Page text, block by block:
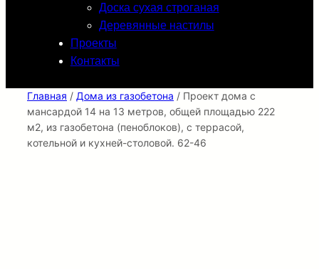
Доска сухая строганая
Деревянные настилы
Проекты
Контакты
Главная / Дома из газобетона / Проект дома с
мансардой 14 на 13 метров, общей площадью 222
м2, из газобетона (пеноблоков), c террасой,
котельной и кухней-столовой. 62-46